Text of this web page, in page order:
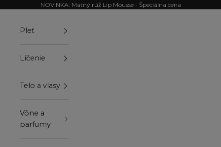
Preskočiť na obsahNOVINKA: Matný rúž Lip Mousse - Špeciálna cena
Pleť
Líčenie
Telo a vlasy
Vône a
parfumy